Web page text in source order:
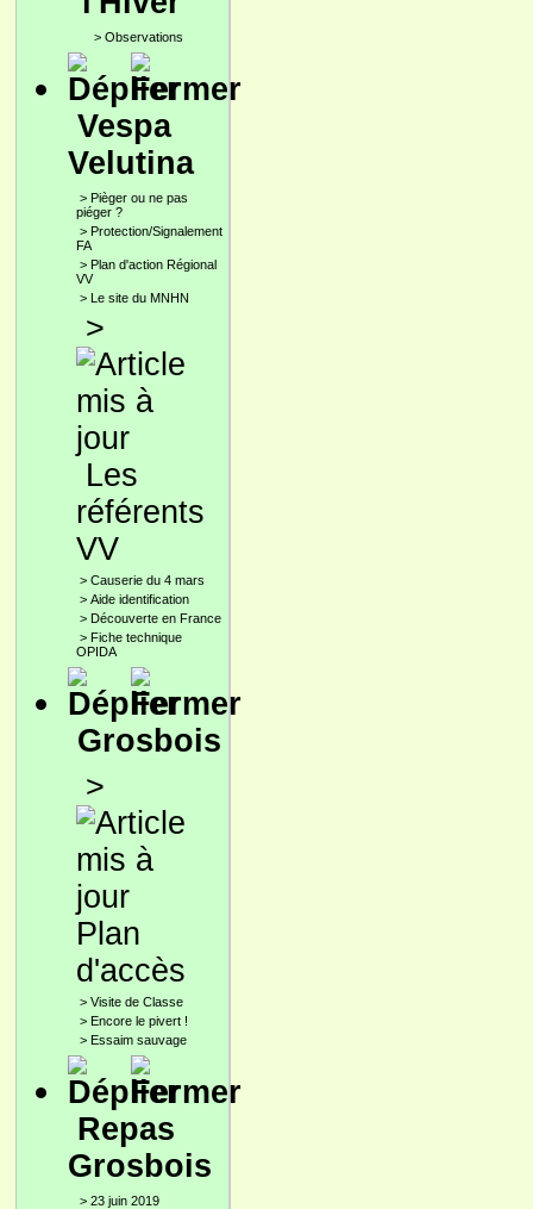
> Observations
Vespa
Velutina
> Pièger ou ne pas
piéger ?
> Protection/Signalement
FA
> Plan d'action Régional
VV
> Le site du MNHN
>
Les
référents
VV
> Causerie du 4 mars
> Aide identification
> Découverte en France
> Fiche technique
OPIDA
Grosbois
>
Plan
d'accès
> Visite de Classe
> Encore le pivert !
> Essaim sauvage
Repas
Grosbois
> 23 juin 2019